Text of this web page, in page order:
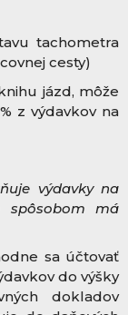
tachometra
cesty)
jázd, môže
z výdavkov na
výdavky na
spôsobom má
sa účtovať
do výšky
dokladov